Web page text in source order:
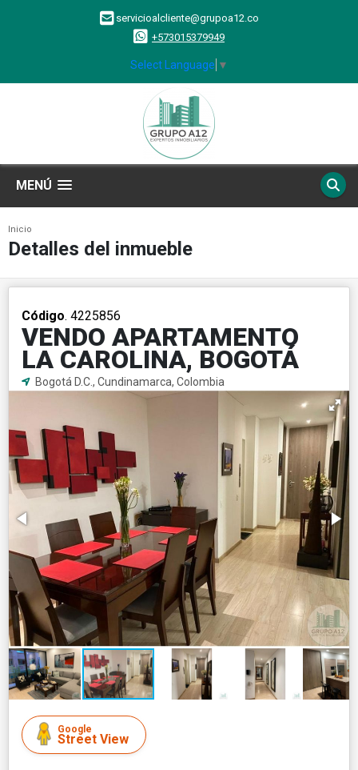
servicioalcliente@grupoa12.co
+573015379949
Select Language ▼
MENÚ
Inicio
Detalles del inmueble
Código. 4225856
VENDO APARTAMENTO
LA CAROLINA, BOGOTÁ
Bogotá D.C., Cundinamarca, Colombia
Google
Street View